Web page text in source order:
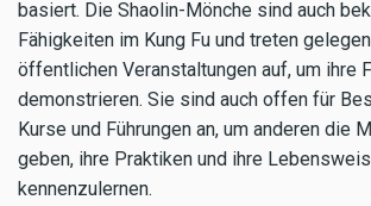
basiert. Die Shaolin-Mönche sind auch
Fähigkeiten im Kung Fu und treten
öffentlichen Veranstaltungen auf, um ihre
demonstrieren. Sie sind auch offen für
Kurse und Führungen an, um anderen die
geben, ihre Praktiken und ihre
kennenzulernen.